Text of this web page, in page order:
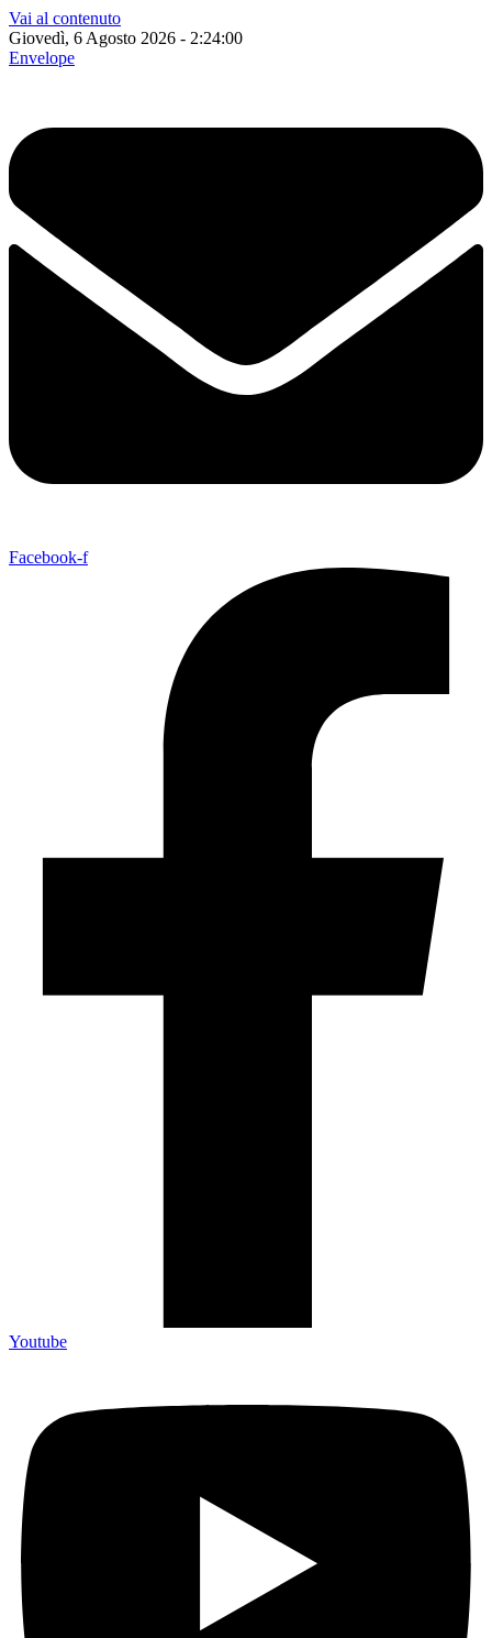
Vai al contenuto
Giovedì, 6 Agosto 2026 - 2:24:01
Envelope
Facebook-f
Youtube